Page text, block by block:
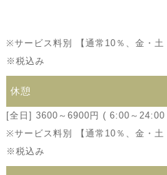
※サービス料別 【通常10％、金・土
※税込み
休憩
[全日] 3600～6900円 ( 6:00～
※サービス料別 【通常10％、金・土
※税込み